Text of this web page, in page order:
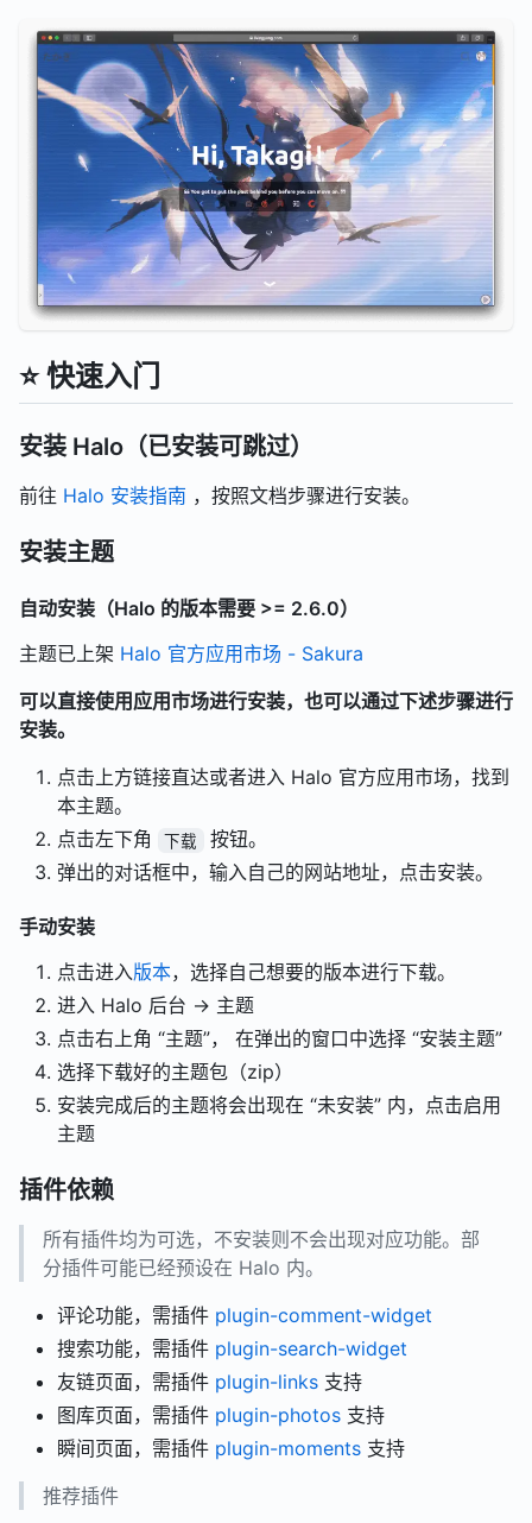
⭐️ 快速入门
安装 Halo（已安装可跳过）
前往 Halo 安装指南 ，按照文档步骤进行安装。
安装主题
自动安装（Halo 的版本需要 >= 2.6.0）
主题已上架 Halo 官方应用市场 - Sakura
可以直接使用应用市场进行安装，也可以通过下述步骤进行
安装。
点击上方链接直达或者进入 Halo 官方应用市场，找到
本主题。
点击左下角
下载
按钮。
弹出的对话框中，输入自己的网站地址，点击安装。
手动安装
点击进入版本，选择自己想要的版本进行下载。
进入 Halo 后台 -> 主题
点击右上角 “主题”， 在弹出的窗口中选择 “安装主题”
选择下载好的主题包（zip）
安装完成后的主题将会出现在 “未安装” 内，点击启用
主题
插件依赖
所有插件均为可选，不安装则不会出现对应功能。部
分插件可能已经预设在 Halo 内。
评论功能，需插件 plugin-comment-widget
搜索功能，需插件 plugin-search-widget
友链页面，需插件 plugin-links 支持
图库页面，需插件 plugin-photos 支持
瞬间页面，需插件 plugin-moments 支持
推荐插件